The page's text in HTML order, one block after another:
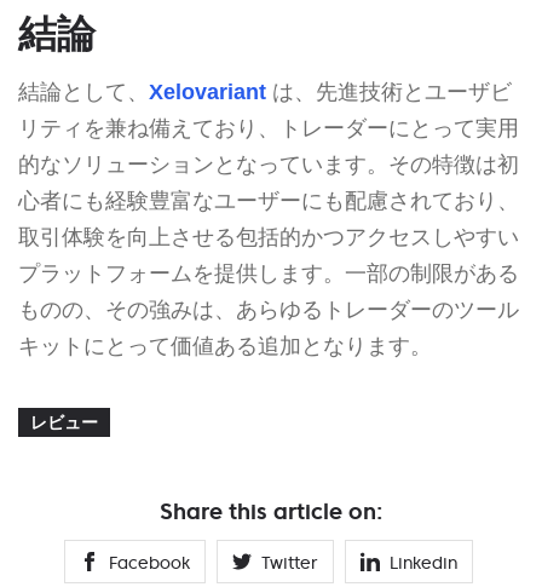
結論
結論として、 Xelovariant は、先進技術とユーザビ
リティを兼ね備えており、トレーダーにとって実用
的なソリューションとなっています。その特徴は初
心者にも経験豊富なユーザーにも配慮されており、
取引体験を向上させる包括的かつアクセスしやすい
プラットフォームを提供します。一部の制限がある
ものの、その強みは、あらゆるトレーダーのツール
キットにとって価値ある追加となります。
レビュー
Share this article on:
Facebook Twitter Linkedin